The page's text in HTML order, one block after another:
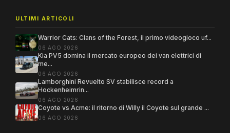
ULTIMI ARTICOLI
Warrior Cats: Clans of the Forest, il primo videogioco uf...
06 AGO 2026
Kia PV5 domina il mercato europeo dei van elettrici di
me...
06 AGO 2026
Lamborghini Revuelto SV stabilisce record a
Hockenheimrin...
06 AGO 2026
Coyote vs Acme: il ritorno di Willy il Coyote sul grande ...
06 AGO 2026